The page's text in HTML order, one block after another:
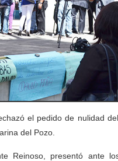
el pedido de nulidad
del Pozo.
Reinoso, presentó ante